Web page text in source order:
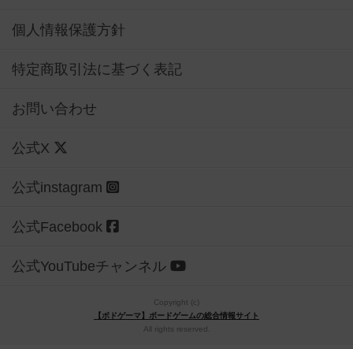
個人情報保護方針
特定商取引法に基づく表記
お問い合わせ
公式X
公式instagram
公式Facebook
公式YouTubeチャンネル
Copyright (c)
【ボドゲーマ】ボードゲームの総合情報サイト
All rights reserved.